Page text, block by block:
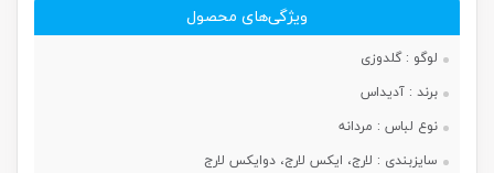
ویژگی‌های محصول
لوگو :گلدوزی
برند : آدیداس
نوع لباس : مردانه
سایزبندی : لارج، ایکس لارج، دوایکس لارج